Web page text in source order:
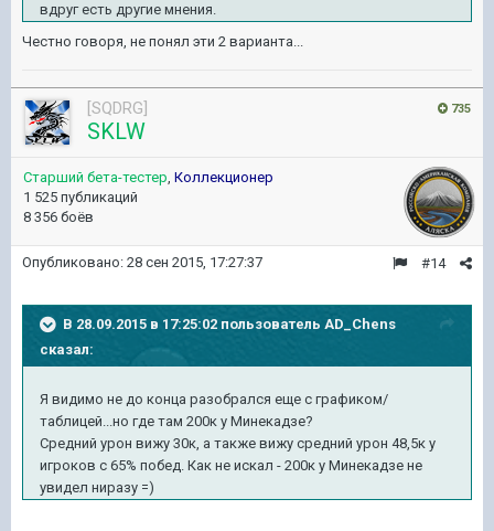
вдруг есть другие мнения.
Честно говоря, не понял эти 2 варианта...
735
[SQDRG]
SKLW
Старший бета-тестер, Коллекционер
1 525 публикаций
8 356 боёв
#14
Опубликовано: 28 сен 2015, 17:27:37
В 28.09.2015 в 17:25:02 пользователь AD_Chens
сказал:
Я видимо не до конца разобрался еще с графиком/
таблицей...но где там 200к у Минекадзе?
Средний урон вижу 30к, а также вижу средний урон 48,5к у
игроков с 65% побед. Как не искал - 200к у Минекадзе не
увидел ниразу =)